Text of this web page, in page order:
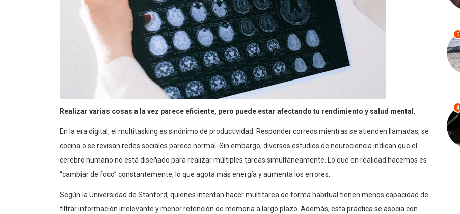
Realizar varias cosas a la vez parece eficiente, pero puede estar afectando tu rendimiento y salud mental.
En la era digital, el multitasking es sinónimo de productividad. Responder correos mientras se atienden llamadas, se
cocina o se revisan redes sociales parece normal. Sin embargo, diversos estudios de neurociencia indican que el
cerebro humano no está diseñado para realizar múltiples tareas simultáneamente. Lo que en realidad hacemos es
“cambiar de foco” constantemente, lo que agota más energía y aumenta los errores.
Según la Universidad de Stanford, quienes intentan hacer multitarea de forma habitual tienen menos capacidad de
filtrar información irrelevante y menor retención de memoria a largo plazo. Además, esta práctica se asocia con
3
4